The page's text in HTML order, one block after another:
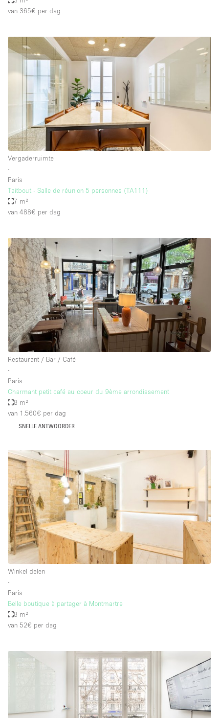
van 365€ per dag
Vergaderruimte
∙
Paris
Taitbout - Salle de réunion 5 personnes (TA111)
7 m²
van 488€ per dag
Restaurant / Bar / Café
∙
Paris
Charmant petit café au coeur du 9ème arrondissement
8 m²
van 1.560€ per dag
SNELLE ANTWOORDER
Winkel delen
∙
Paris
Belle boutique à partager à Montmartre
8 m²
van 52€ per dag